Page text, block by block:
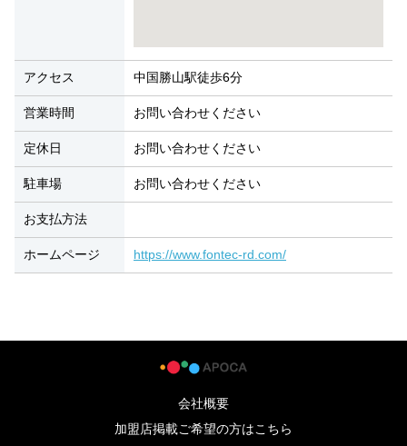
アクセス 中国勝山駅徒歩6分
営業時間 お問い合わせください
定休日 お問い合わせください
駐車場 お問い合わせください
お支払方法
ホームページ https://www.fontec-rd.com/
会社概要
加盟店掲載ご希望の方はこちら